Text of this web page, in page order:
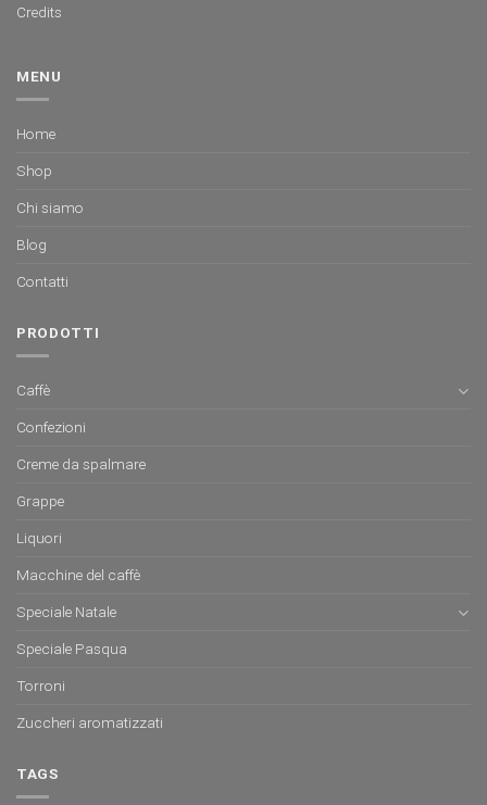
Credits
MENU
Home
Shop
Chi siamo
Blog
Contatti
PRODOTTI
Caffè
Confezioni
Creme da spalmare
Grappe
Liquori
Macchine del caffè
Speciale Natale
Speciale Pasqua
Torroni
Zuccheri aromatizzati
TAGS